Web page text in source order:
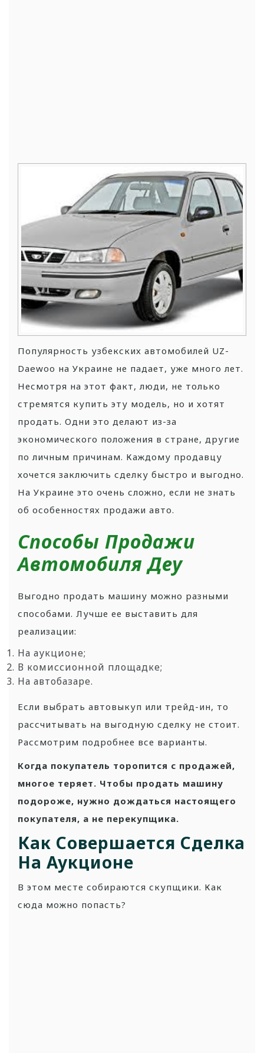
Популярность узбекских автомобилей UZ-
Daewoo на Украине не падает, уже много лет.
Несмотря на этот факт, люди, не только
стремятся купить эту модель, но и хотят
продать. Одни это делают из-за
экономического положения в стране, другие
по личным причинам. Каждому продавцу
хочется заключить сделку быстро и выгодно.
На Украине это очень сложно, если не знать
об особенностях продажи авто.
Способы Продажи
Автомобиля Деу
Выгодно продать машину можно разными
способами. Лучше ее выставить для
реализации:
На аукционе;
В комиссионной площадке;
На автобазаре.
Если выбрать автовыкуп или трейд-ин, то
рассчитывать на выгодную сделку не стоит.
Рассмотрим подробнее все варианты.
Когда покупатель торопится с продажей,
многое теряет. Чтобы продать машину
подороже, нужно дождаться настоящего
покупателя, а не перекупщика.
Как Совершается Сделка
На Аукционе
В этом месте собираются скупщики. Как
сюда можно попасть?